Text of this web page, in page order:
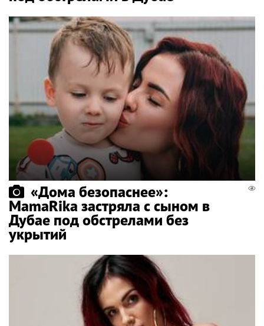
«Дома безопаснее»:
MamaRika застряла с сыном в
Дубае под обстрелами без
укрытий